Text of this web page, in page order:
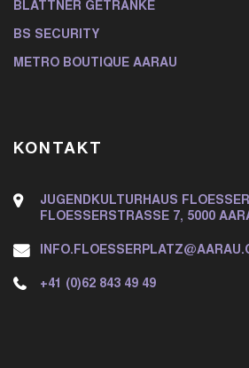
BLATTNER GETRÄNKE
BS SECURITY
METRO BOUTIQUE AARAU
KONTAKT
JUGENDKULTURHAUS
FLOESSERSTRASSE 7, 5000
+41 (0)62 843 49 49